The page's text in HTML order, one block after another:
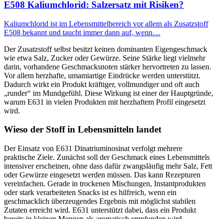
E508 Kaliumchlorid: Salzersatz mit Risiken?
Kaliumchlorid ist im Lebensmittelbereich vor allem als Zusatzstoff
E508 bekannt und taucht immer dann auf, wenn…
Der Zusatzstoff selbst besitzt keinen dominanten Eigengeschmack
wie etwa Salz, Zucker oder Gewürze. Seine Stärke liegt vielmehr
darin, vorhandene Geschmacksnoten stärker hervortreten zu lassen.
Vor allem herzhafte, umamiartige Eindrücke werden unterstützt.
Dadurch wirkt ein Produkt kräftiger, vollmundiger und oft auch
„runder“ im Mundgefühl. Diese Wirkung ist einer der Hauptgründe,
warum E631 in vielen Produkten mit herzhaftem Profil eingesetzt
wird.
Wieso der Stoff in Lebensmitteln landet
Der Einsatz von E631 Dinatriuminosinat verfolgt mehrere
praktische Ziele. Zunächst soll der Geschmack eines Lebensmittels
intensiver erscheinen, ohne dass dafür zwangsläufig mehr Salz, Fett
oder Gewürze eingesetzt werden müssen. Das kann Rezepturen
vereinfachen. Gerade in trockenen Mischungen, Instantprodukten
oder stark verarbeiteten Snacks ist es hilfreich, wenn ein
geschmacklich überzeugendes Ergebnis mit möglichst stabilen
Zutaten erreicht wird. E631 unterstützt dabei, dass ein Produkt